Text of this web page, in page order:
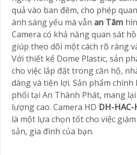
quả vào ban đêm, cho phép
ánh sáng yếu mà vẫn an Tâm
Camera có khả năng quan sát
giúp theo dõi một cách rõ ràng
Với thiết kế Dome Plastic, sản
cho việc lắp đặt trong căn hộ,
dàng và tiện lợi. Sản phẩm
phối tại An Thành Phát, mang
lượng cao. Camera HD DH-
là một lựa chọn tốt cho việc
sản, gia đình của bạn.